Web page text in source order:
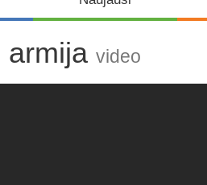
armija video